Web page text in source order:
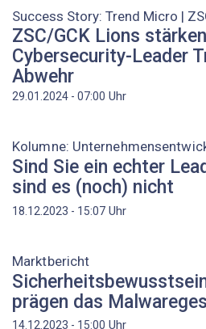
Success Story: Trend Micro |
ZSC/GCK Lions
Cybersecurity-­Leader
Abwehr
29.01.2024 - 07:00 Uhr
Kolumne:
Sind Sie ein echter
sind es (noch) nicht
18.12.2023 - 15:07 Uhr
Marktbericht
prägen das
14.12.2023 - 15:00 Uhr